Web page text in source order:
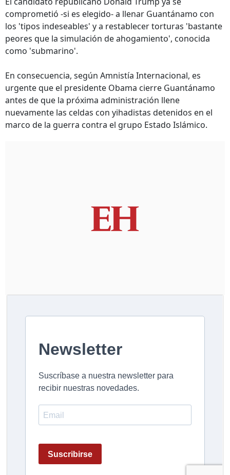
comprometió -si es elegido- a llenar Guantánamo con
los 'tipos indeseables' y a restablecer torturas 'bastante
peores que la simulación de ahogamiento', conocida
como 'submarino'.
En consecuencia, según Amnistía Internacional, es
urgente que el presidente Obama cierre Guantánamo
antes de que la próxima administración llene
nuevamente las celdas con yihadistas detenidos en el
marco de la guerra contra el grupo Estado Islámico.